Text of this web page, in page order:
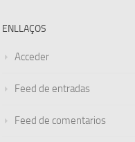
ENLLAÇOS
Acceder
Feed de entradas
Feed de comentarios